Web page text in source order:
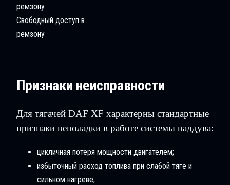
Свободный доступ в
ремзону
Признаки неисправности
Для тягачей DAF XF характерны стандартные
признаки неполадки в работе системы наддува:
цикличная потеря мощности двигателем;
избыточный расход топлива при слабой тяге и
сильном нагреве;